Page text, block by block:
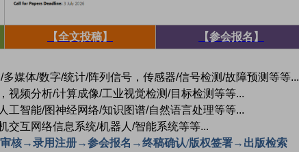
【全文投稿】 【参会报名】
媒体/数字/统计/阵列信号，传感器/信号检测/故障预测等等...
视频分析/计算成像/工业视觉检测/目标检测等等...
工智能/图神经网络/知识图谱/自然语言处理等等...
交互网络信息系统/机器人/智能系统等等...
核→录用注册→参会报名→终稿确认/版权签署→出版检索